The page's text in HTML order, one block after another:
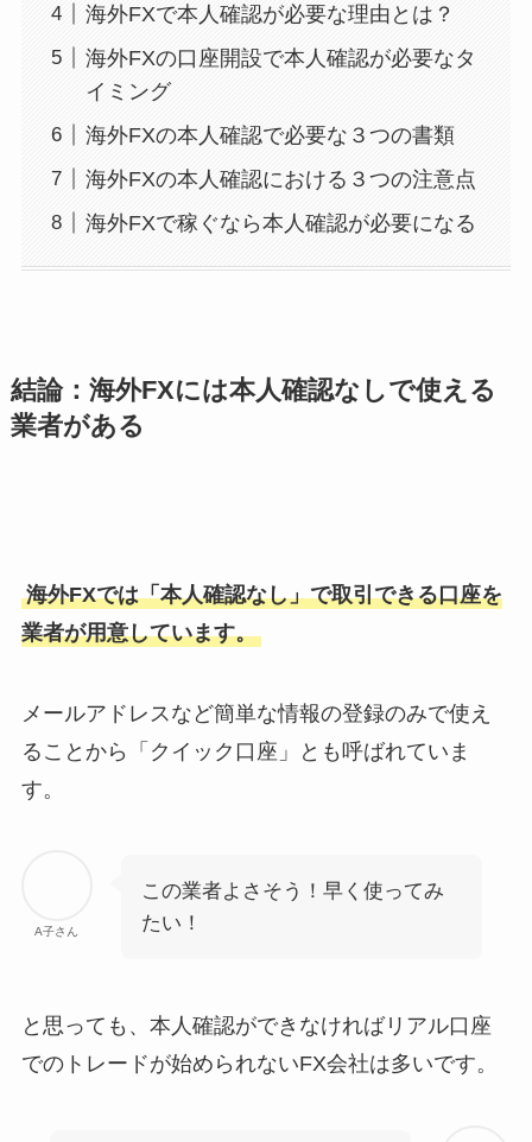
海外FXで本人確認が必要な理由とは？
海外FXの口座開設で本人確認が必要なタ
イミング
海外FXの本人確認で必要な３つの書類
海外FXの本人確認における３つの注意点
海外FXで稼ぐなら本人確認が必要になる
結論：海外FXには本人確認なしで使える
業者がある
海外FXでは「本人確認なし」で取引できる口座を
業者が用意しています。
メールアドレスなど簡単な情報の登録のみで使え
ることから「クイック口座」とも呼ばれていま
す。
A子さん
この業者よさそう！早く使ってみ
たい！
と思っても、本人確認ができなければリアル口座
でのトレードが始められないFX会社は多いです。